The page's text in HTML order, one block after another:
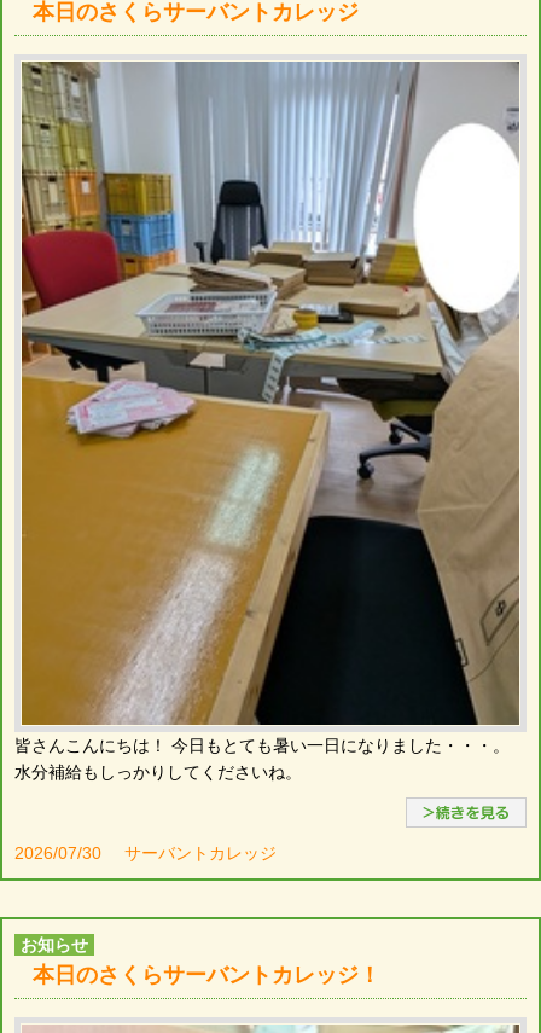
本日のさくらサーバントカレッジ
皆さんこんにちは！ 今日もとても暑い一日になりました・・・。
水分補給もしっかりしてくださいね。
2026/07/30 サーバントカレッジ
お知らせ
本日のさくらサーバントカレッジ！